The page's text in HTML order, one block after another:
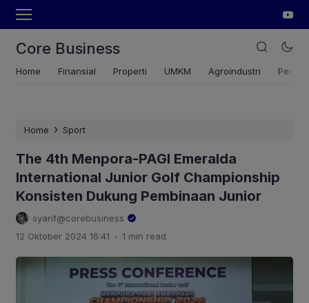
Core Business
Home Finansial Properti UMKM Agroindustri
Home › Sport
The 4th Menpora-PAGI Emeralda
International Junior Golf Championship
Konsisten Dukung Pembinaan Junior
syarif@corebusiness
12 Oktober 2024 16:41 . 1 min read